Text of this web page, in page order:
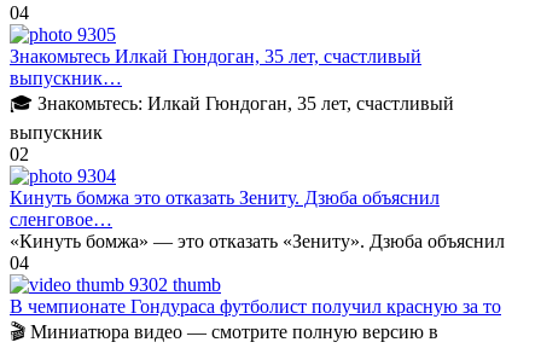
04
Знакомьтесь Илкай Гюндоган, 35 лет, счастливый
выпускник…
🎓 Знакомьтесь: Илкай Гюндоган, 35 лет, счастливый
выпускник
02
Кинуть бомжа это отказать Зениту. Дзюба объяснил
сленговое…
«Кинуть бомжа» — это отказать «Зениту». Дзюба объяснил
04
В чемпионате Гондураса футболист получил красную за то
🎬 Миниатюра видео — смотрите полную версию в